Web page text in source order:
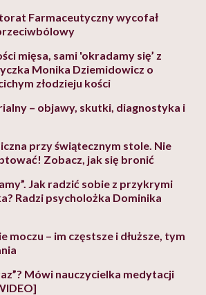
Farmaceutyczny wycofał
mięsa, sami 'okradamy się’ z
Monika Dziemidowicz o
złodzieju kości
– objawy, skutki, diagnostyka i
przy świątecznym stole. Nie
Zobacz, jak się bronić
Jak radzić sobie z przykrymi
Radzi psycholożka Dominika
moczu – im częstsze i dłuższe, tym
Mówi nauczycielka medytacji